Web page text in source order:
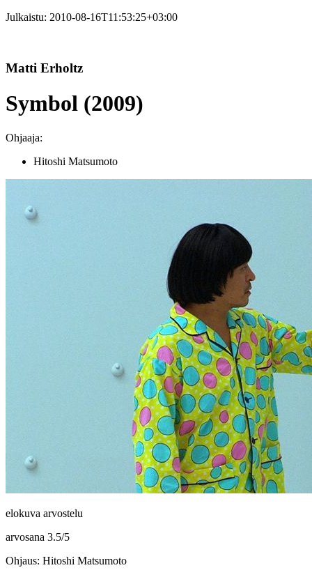
Julkaistu: 2010-08-16T11:53:25+03:00
Matti Erholtz
Symbol (2009)
Ohjaaja:
Hitoshi Matsumoto
elokuva arvostelu
arvosana 3.5/5
Ohjaus: Hitoshi Matsumoto